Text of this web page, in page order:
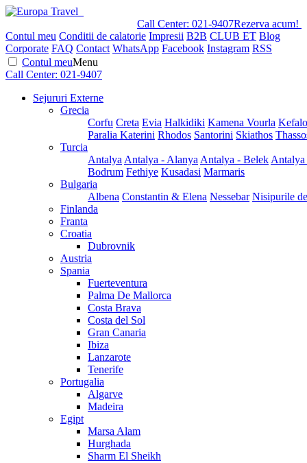
Call Center: 021-9407Rezerva acum!
Contul meu Conditii de calatorie Impresii B2B CLUB ET Blog
Corporate FAQ Contact WhatsApp Facebook Instagram RSS
Contul meuMenu
Call Center: 021-9407
Sejururi Externe
Grecia
Corfu Creta Evia Halkidiki Kamena Vourla
Paralia Katerini Rhodos Santorini Skiathos
Turcia
Antalya Antalya - Alanya Antalya - Belek
Bodrum Fethiye Kusadasi Marmaris
Bulgaria
Albena Constantin & Elena Nessebar Nisipurile
Finlanda
Franta
Croatia
Dubrovnik
Austria
Spania
Fuerteventura
Palma De Mallorca
Costa Brava
Costa del Sol
Gran Canaria
Ibiza
Lanzarote
Tenerife
Portugalia
Algarve
Madeira
Egipt
Marsa Alam
Hurghada
Sharm El Sheikh